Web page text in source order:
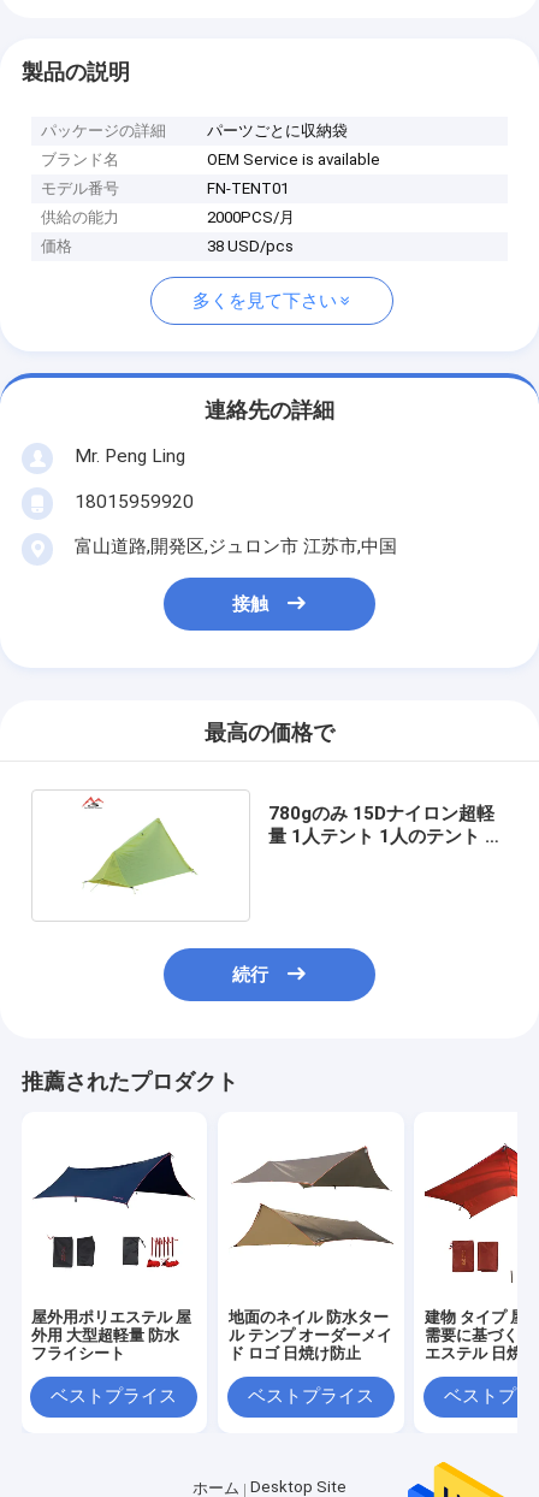
製品の説明
パッケージの詳細
パーツごとに収納袋
ブランド名
OEM Service is available
モデル番号
FN-TENT01
供給の能力
2000PCS/月
価格
38 USD/pcs
多くを見て下さい
連絡先の詳細
Mr. Peng Ling
18015959920
富山道路,開発区,ジュロン市 江苏市,中国
接触
最高の価格で
780gのみ 15Dナイロン超軽
量 1人テント 1人のテント キ
続行
推薦されたプロダクト
屋外用ポリエステル 屋
外用 大型超軽量 防水
フライシート
ベストプライス
地面のネイル 防水ター
ル テンプ オーダーメイ
ド ロゴ 日焼け防止
ベストプライス
建物 タイプ 屋
需要に基づく建
エステル 日焼
ベストプラ
ホーム Desktop Site